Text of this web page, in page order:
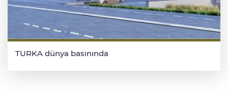
TURKA dünya basınında